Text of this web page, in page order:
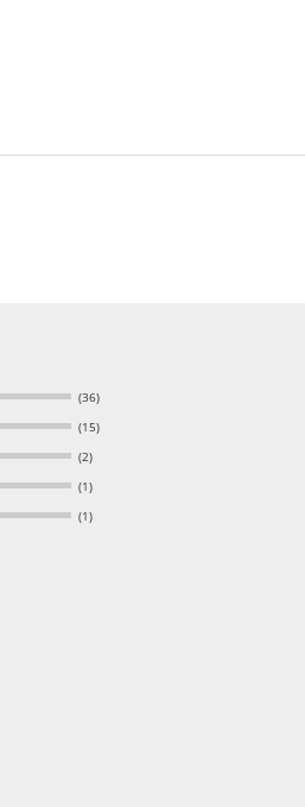
(36)
(15)
(2)
(1)
(1)